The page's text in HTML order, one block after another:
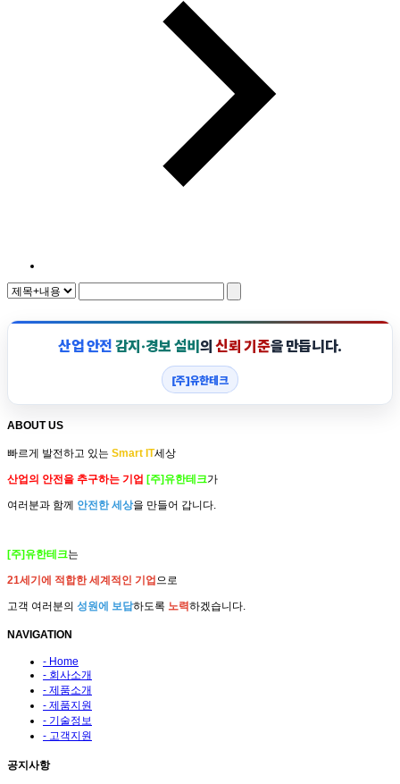
산업 안전 감지·경보 설비의신뢰 기준을 만듭니다.
[주]유한테크
ABOUT US
빠르게 발전하고 있는 Smart IT세상
산업의 안전을 추구하는 기업 [주]유한테크가
여러분과 함께 안전한 세상을 만들어 갑니다.
[주]유한테크는
21세기에 적합한 세계적인 기업 으로
고객 여러분의 성원에 보답하도록 노력하겠습니다.
NAVIGATION
- Home
- 회사소개
- 제품소개
- 제품지원
- 기술정보
- 고객지원
공지사항